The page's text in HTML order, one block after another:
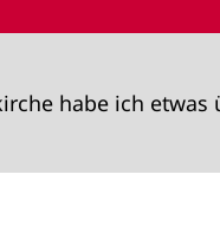
habe ich etwas